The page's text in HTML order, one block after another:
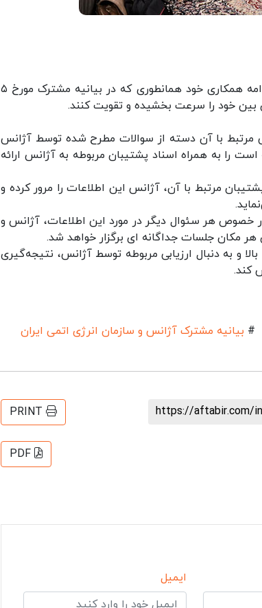
سازمان و آژانس با هدف حل و فصل موضوعات توافق کردند، در ادامه همکاری خود همانطوری که در بیانیه مشترک مورخ ۵
۱۴۰۰( ۲۰مارس ۲۰۲۲ )توضیحات کتبی مرتبط با آن دسته از سوالات مطرح شده توسط آژانس
را به همراه اسناد پشتیبان مربوطه به آژانس ارائه
مرتبط با آن، آژانس این اطلاعات را مرور کرده و
خصوص هر سئوال دیگر در مورد این اطلاعات، آژانس و
هر مکان جلسات جداگانه ای برگزار خواهد شد.
۴- مدیرکل در نظر دارد با انجام فعالیت‌های مندرج در بندهای ۱ تا ۳ بالا و به دنبال ارزیابی مربوطه توسط آژانس، نتیجه‌گیری
# بیانیه مشترک آژانس و سازمان انرژی اتمی ایران
https://aftabir.com/
PRINT
PDF
ایمیل